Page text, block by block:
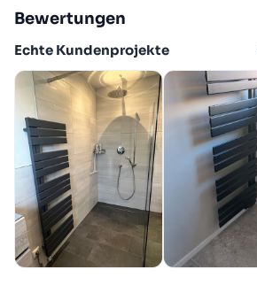
Bewertungen
Echte Kundenprojekte